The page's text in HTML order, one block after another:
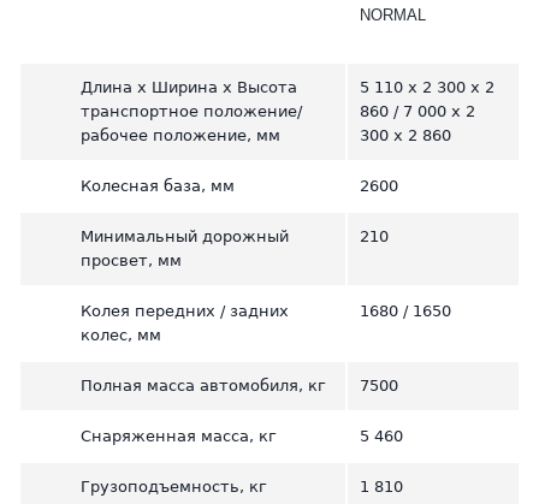
NORMAL
Длина х Ширина х Высота
транспортное положение/
рабочее положение, мм
5 110 х 2 300 х 2
860 / 7 000 х 2
300 х 2 860
Колесная база, мм 2600
Минимальный дорожный
просвет, мм
210
Колея передних / задних
колес, мм
1680 / 1650
Полная масса автомобиля, кг 7500
Снаряженная масса, кг 5 460
Грузоподъемность, кг 1 810